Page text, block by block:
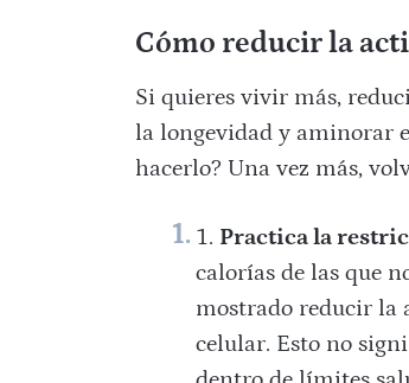
Cómo reducir la
Si quieres vivir más,
la longevidad y aminorar
hacerlo? Una vez más,
Practica la
calorías de las que
mostrado reducir la
celular. Esto no